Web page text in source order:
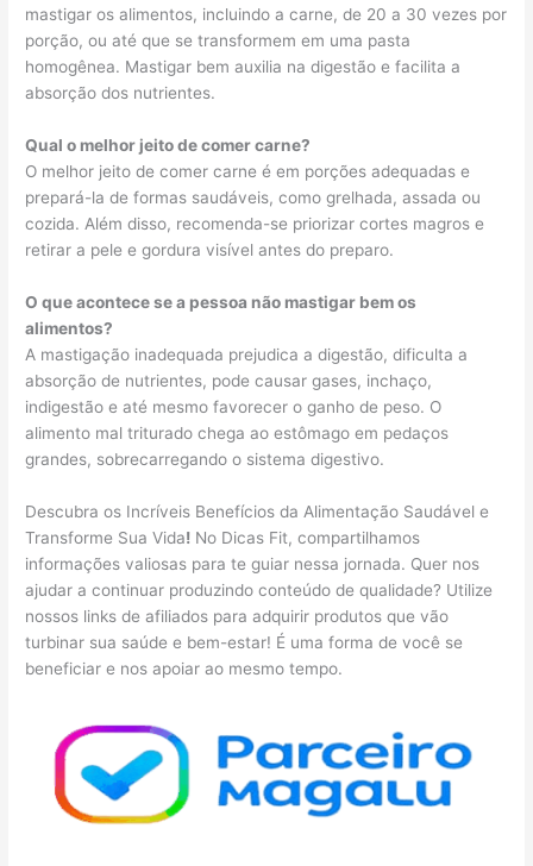
mastigar os alimentos, incluindo a carne, de 20 a 30 vezes por
porção, ou até que se transformem em uma pasta
homogênea. Mastigar bem auxilia na digestão e facilita a
absorção dos nutrientes.
Qual o melhor jeito de comer carne?
O melhor jeito de comer carne é em porções adequadas e
prepará-la de formas saudáveis, como grelhada, assada ou
cozida. Além disso, recomenda-se priorizar cortes magros e
retirar a pele e gordura visível antes do preparo.
O que acontece se a pessoa não mastigar bem os
alimentos?
A mastigação inadequada prejudica a digestão, dificulta a
absorção de nutrientes, pode causar gases, inchaço,
indigestão e até mesmo favorecer o ganho de peso. O
alimento mal triturado chega ao estômago em pedaços
grandes, sobrecarregando o sistema digestivo.
Descubra os Incríveis Benefícios da Alimentação Saudável e
Transforme Sua Vida! No Dicas Fit, compartilhamos
informações valiosas para te guiar nessa jornada. Quer nos
ajudar a continuar produzindo conteúdo de qualidade? Utilize
nossos links de afiliados para adquirir produtos que vão
turbinar sua saúde e bem-estar! É uma forma de você se
beneficiar e nos apoiar ao mesmo tempo.